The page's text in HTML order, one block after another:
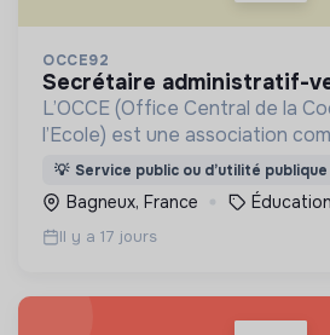
OCCE92
secrétaire administratif-
L’OCCE (Office Central de la
l’Ecole) est une association
l’enseignement public. Ce
vie de l’action pédagogique des
scolaires
💡 Service public ou d’utilité publique
Bagneux, France Éducation
Il y a 17 jours